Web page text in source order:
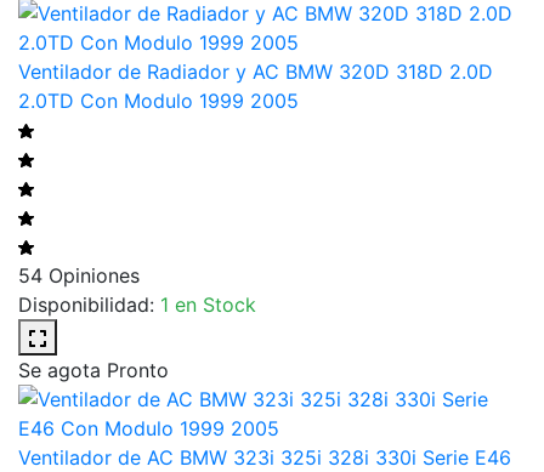
Ventilador de Radiador y AC BMW 320D 318D 2.0D
2.0TD Con Modulo 1999 2005
54 Opiniones
Disponibilidad: 1 en Stock
Se agota Pronto
Ventilador de AC BMW 323i 325i 328i 330i Serie E46